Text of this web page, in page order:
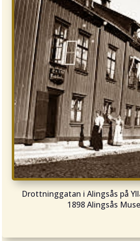
Drottninggatan i Alingsås på
1898 Alingsås